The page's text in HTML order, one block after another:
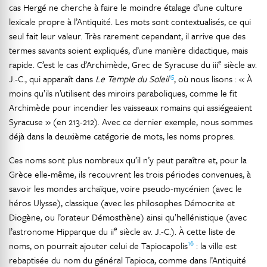
cas Hergé ne cherche à faire le moindre étalage d’une culture
lexicale propre à l’Antiquité. Les mots sont contextualisés, ce qui
seul fait leur valeur. Très rarement cependant, il arrive que des
termes savants soient expliqués, d’une manière didactique, mais
rapide. C’est le cas d’Archimède, Grec de Syracuse du iiie siècle av.
J.-C., qui apparaît dans Le Temple du Soleil15, où nous lisons : « À
moins qu’ils n’utilisent des miroirs paraboliques, comme le fit
Archimède pour incendier les vaisseaux romains qui assiégeaient
Syracuse » (en 213-212). Avec ce dernier exemple, nous sommes
déjà dans la deuxième catégorie de mots, les noms propres.
Ces noms sont plus nombreux qu’il n’y peut paraître et, pour la
Grèce elle-même, ils recouvrent les trois périodes convenues, à
savoir les mondes archaïque, voire pseudo-mycénien (avec le
héros Ulysse), classique (avec les philosophes Démocrite et
Diogène, ou l’orateur Démosthène) ainsi qu’hellénistique (avec
l’astronome Hipparque du iie siècle av. J.-C.). À cette liste de
noms, on pourrait ajouter celui de Tapiocapolis16 : la ville est
rebaptisée du nom du général Tapioca, comme dans l’Antiquité